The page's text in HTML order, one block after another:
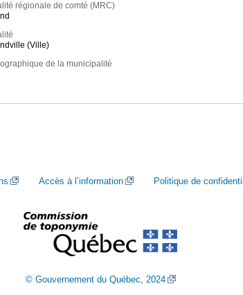
régionale de comté (MRC)
(Ville)
de la municipalité
Accès à l’information Politique de
© Gouvernement du Québec, 2024